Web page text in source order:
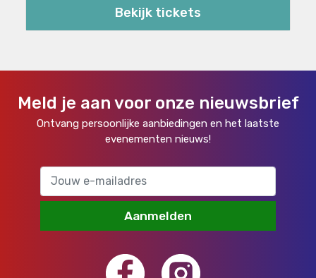
Bekijk tickets
Meld je aan voor onze nieuwsbrief
Ontvang persoonlijke aanbiedingen en het laatste
evenementen nieuws!
Aanmelden